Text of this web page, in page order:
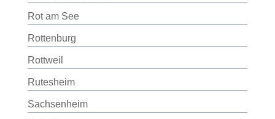
Rot am See
Rottenburg
Rottweil
Rutesheim
Sachsenheim